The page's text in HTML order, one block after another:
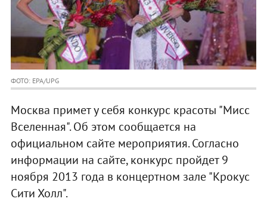
ФОТО: EPA/UPG
Москва примет у себя конкурс красоты "Мисс
Вселенная". Об этом сообщается на
официальном сайте мероприятия. Согласно
информации на сайте, конкурс пройдет 9
ноября 2013 года в концертном зале "Крокус
Сити Холл".